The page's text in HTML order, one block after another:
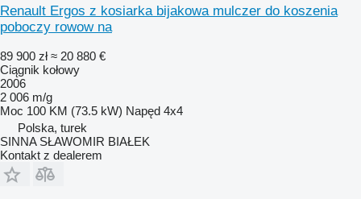
Renault Ergos z kosiarka bijakowa mulczer do koszenia
poboczy rowow na
89 900 zł ≈ 20 880 €
Ciągnik kołowy
2006
2 006 m/g
Moc 100 KM (73.5 kW) Napęd 4x4
Polska, turek
SINNA SŁAWOMIR BIAŁEK
Kontakt z dealerem